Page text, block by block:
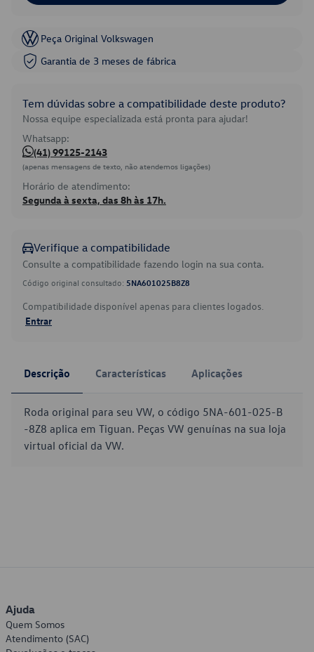
Peça Original Volkswagen
Garantia de 3 meses de fábrica
Tem dúvidas sobre a compatibilidade deste produto?
Nossa equipe especializada está pronta para ajudar!
Whatsapp:
(41) 99125-2143
(apenas mensagens de texto, não atendemos ligações)
Horário de atendimento:
Segunda à sexta, das 8h às 17h.
Verifique a compatibilidade
Consulte a compatibilidade fazendo login na sua conta.
Código original consultado: 5NA601025B8Z8
Compatibilidade disponível apenas para clientes logados.
Entrar
Descrição Características Aplicações
Roda original para seu VW, o código 5NA-601-025-B
-8Z8 aplica em Tiguan. Peças VW genuínas na sua loja
virtual oficial da VW.
Ajuda
Quem Somos
Atendimento (SAC)